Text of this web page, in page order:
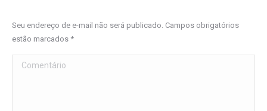
Seu endereço de e-mail não será publicado. Campos obrigatórios
estão marcados *
Comentário